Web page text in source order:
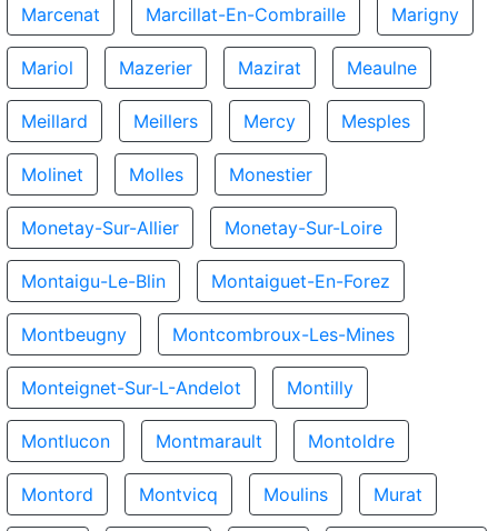
Marcenat Marcillat-En-Combraille Marigny
Mariol Mazerier Mazirat Meaulne
Meillard Meillers Mercy Mesples
Molinet Molles Monestier
Monetay-Sur-Allier Monetay-Sur-Loire
Montaigu-Le-Blin Montaiguet-En-Forez
Montbeugny Montcombroux-Les-Mines
Monteignet-Sur-L-Andelot Montilly
Montlucon Montmarault Montoldre
Montord Montvicq Moulins Murat